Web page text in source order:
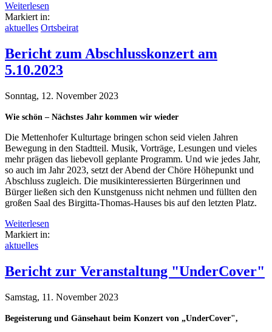
Weiterlesen
Markiert in:
aktuelles Ortsbeirat
Bericht zum Abschlusskonzert am
5.10.2023
Sonntag, 12. November 2023
Wie schön – Nächstes Jahr kommen wir wieder
Die Mettenhofer Kulturtage bringen schon seid vielen Jahren
Bewegung in den Stadtteil. Musik, Vorträge, Lesungen und vieles
mehr prägen das liebevoll geplante Programm. Und wie jedes Jahr,
so auch im Jahr 2023, setzt der Abend der Chöre Höhepunkt und
Abschluss zugleich. Die musikinteressierten Bürgerinnen und
Bürger ließen sich den Kunstgenuss nicht nehmen und füllten den
großen Saal des Birgitta-Thomas-Hauses bis auf den letzten Platz.
Weiterlesen
Markiert in:
aktuelles
Bericht zur Veranstaltung "UnderCover"
Samstag, 11. November 2023
Begeisterung und Gänsehaut beim Konzert von „UnderCover",